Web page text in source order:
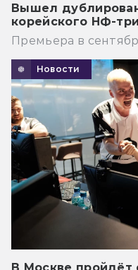
Вышел
корейского НФ-
Премьера в
Новости
В Москве пройдёт